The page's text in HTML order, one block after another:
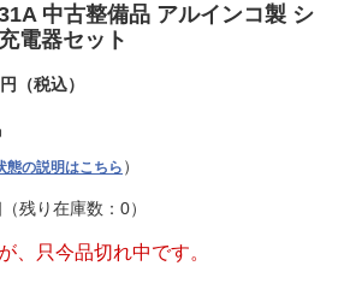
中古整備品 アルインコ製 シ
電器セット
円（税込）
の説明はこちら ）
残り在庫数：0）
、只今品切れ中です。